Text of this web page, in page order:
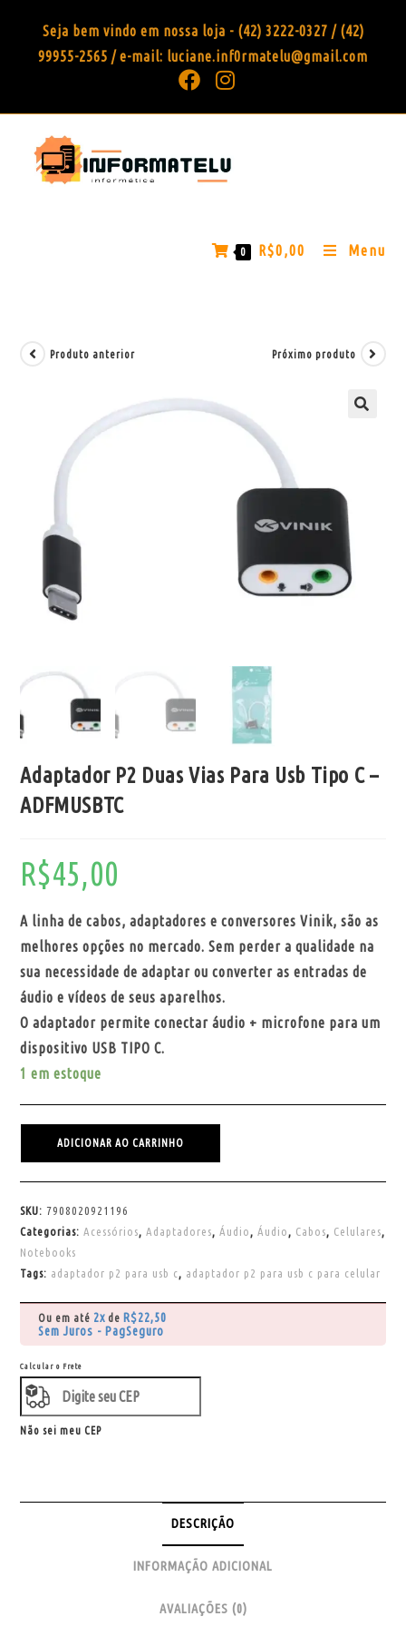
Seja bem vindo em nossa loja - (42) 3222-0327 / (42)
99955-2565 / e-mail: luciane.inf0rmatelu@gmail.com
0 R$0,00 Menu
Produto anterior Próximo produto
Adaptador P2 Duas Vias Para Usb Tipo C –
ADFMUSBTC
R$45,00
A linha de cabos, adaptadores e conversores Vinik, são as
melhores opções no mercado. Sem perder a qualidade na
sua necessidade de adaptar ou converter as entradas de
áudio e vídeos de seus aparelhos.
O adaptador permite conectar áudio + microfone para um
dispositivo USB TIPO C.
1 em estoque
ADICIONAR AO CARRINHO
SKU: 7908020921196
Categorias: Acessórios Adaptadores Áudio Áudio Cabos Celulares
Notebooks
Tags: adaptador p2 para usb c adaptador p2 para usb c para celular
Ou em até 2x de R$22,50
Sem Juros - PagSeguro
Calcular o Frete
Não sei meu CEP
DESCRIÇÃO
INFORMAÇÃO ADICIONAL
AVALIAÇÕES (0)